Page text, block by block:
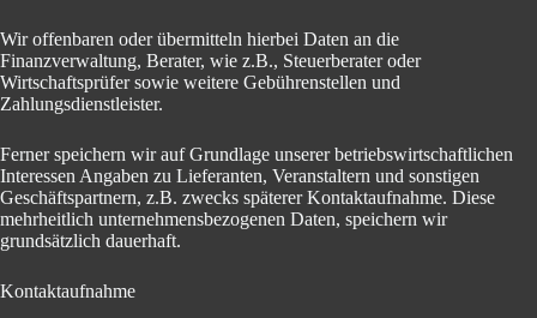
Wir offenbaren oder übermitteln hierbei Daten an die
Finanzverwaltung, Berater, wie z.B., Steuerberater oder
Wirtschaftsprüfer sowie weitere Gebührenstellen und
Zahlungsdienstleister.
Ferner speichern wir auf Grundlage unserer betriebswirtschaftlichen
Interessen Angaben zu Lieferanten, Veranstaltern und sonstigen
Geschäftspartnern, z.B. zwecks späterer Kontaktaufnahme. Diese
mehrheitlich unternehmensbezogenen Daten, speichern wir
grundsätzlich dauerhaft.
Kontaktaufnahme